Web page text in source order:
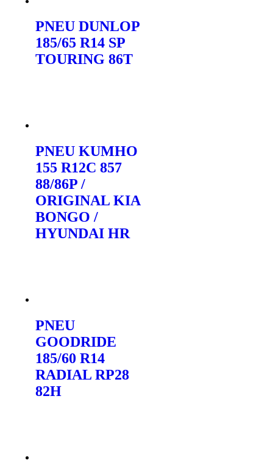
PNEU DUNLOP
185/65 R14 SP
TOURING 86T
PNEU KUMHO
155 R12C 857
88/86P /
ORIGINAL KIA
BONGO /
HYUNDAI HR
PNEU
GOODRIDE
185/60 R14
RADIAL RP28
82H